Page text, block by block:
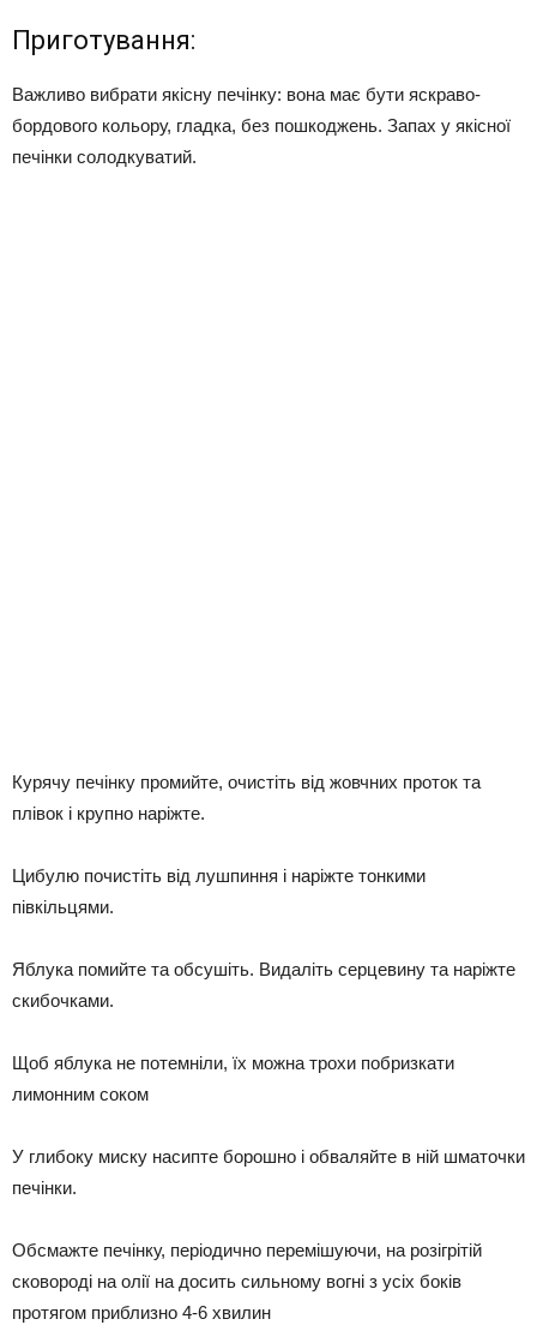
Приготування:
Важливо вибрати якісну печінку: вона має бути яскраво-
бордового кольору, гладка, без пошкоджень. Запах у якісної
печінки солодкуватий.
Курячу печінку промийте, очистіть від жовчних проток та
плівок і крупно наріжте.
Цибулю почистіть від лушпиння і наріжте тонкими
півкільцями.
Яблука помийте та обсушіть. Видаліть серцевину та наріжте
скибочками.
Щоб яблука не потемніли, їх можна трохи побризкати
лимонним соком
У глибоку миску насипте борошно і обваляйте в ній шматочки
печінки.
Обсмажте печінку, періодично перемішуючи, на розігрітій
сковороді на олії на досить сильному вогні з усіх боків
протягом приблизно 4-6 хвилин